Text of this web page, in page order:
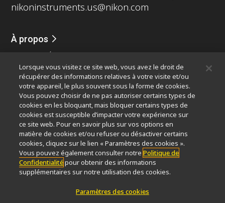
nikoninstruments.us@nikon.com
À propos
Événements
Durabilité
Bien-être
Nikon Microscopes 100th Anniversary
Popular Links
Dernières nouvelles et actualitésSélecteur d’objectifs
Resolution CalculatorPubScopeOEM
Nikon Small World
MicroscopyU
Autres Produits Nikon
Microscopie industrielle et métrologie
Lorsque vous visitez ce site web, vous avez le droit de
récupérer des informations relatives à votre visite et/ou
votre appareil, le plus souvent sous la forme de cookies.
Vous pouvez choisir de ne pas autoriser certains types de
cookies en les bloquant, mais bloquer certains types de
cookies est susceptible d’impacter votre expérience sur
ce site web. Pour en savoir plus sur vos options en
matière de cookies et/ou refuser ou désactiver certains
cookies, cliquez sur le lien « Paramètres des cookies ».
Vous pouvez également consulter notrePolitique de
Confidentialitépour obtenir des informations
supplémentaires sur notre utilisation des cookies.
Paramètres des cookies